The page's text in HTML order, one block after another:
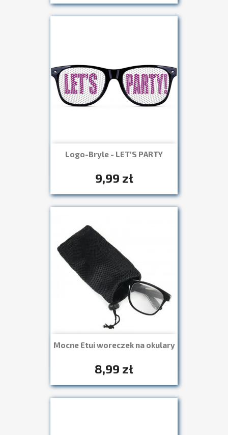
Logo-Bryle - LET'S PARTY
9,99 zł
Szybki podgląd
Mocne Etui woreczek na okulary
8,99 zł
Szybki podgląd